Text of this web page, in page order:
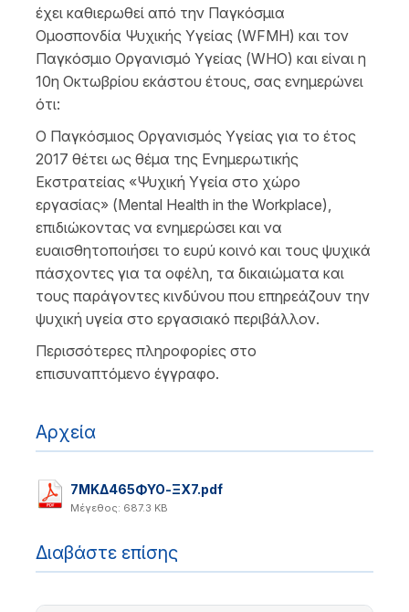
έχει καθιερωθεί από την Παγκόσμια
Ομοσπονδία Ψυχικής Υγείας (WFMH) και τον
Παγκόσμιο Οργανισμό Υγείας (WΗΟ) και είναι η
10η Οκτωβρίου εκάστου έτους, σας ενημερώνει
ότι:
Ο Παγκόσμιος Οργανισμός Υγείας για το έτος
2017 θέτει ως θέμα της Ενημερωτικής
Εκστρατείας «Ψυχική Υγεία στο χώρο
εργασίας» (Mental Health in the Workplace),
επιδιώκοντας να ενημερώσει και να
ευαισθητοποιήσει το ευρύ κοινό και τους ψυχικά
πάσχοντες για τα οφέλη, τα δικαιώματα και
τους παράγοντες κινδύνου που επηρεάζουν την
ψυχική υγεία στο εργασιακό περιβάλλον.
Περισσότερες πληροφορίες στο
επισυναπτόμενο έγγραφο.
Αρχεία
7ΜΚΔ465ΦΥΟ-ΞΧ7.pdf
Μέγεθος: 687.3 KB
Διαβάστε επίσης